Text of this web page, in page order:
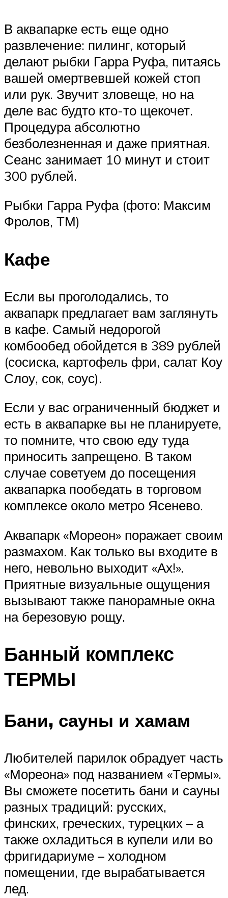
В аквапарке есть еще одно
развлечение: пилинг, который
делают рыбки Гарра Руфа, питаясь
вашей омертвевшей кожей стоп
или рук. Звучит зловеще, но на
деле вас будто кто-то щекочет.
Процедура абсолютно
безболезненная и даже приятная.
Сеанс занимает 10 минут и стоит
300 рублей.
Рыбки Гарра Руфа (фото: Максим
Фролов, ТМ)
Кафе
Если вы проголодались, то
аквапарк предлагает вам заглянуть
в кафе. Самый недорогой
комбообед обойдется в 389 рублей
(сосиска, картофель фри, салат Коу
Слоу, сок, соус).
Если у вас ограниченный бюджет и
есть в аквапарке вы не планируете,
то помните, что свою еду туда
приносить запрещено. В таком
случае советуем до посещения
аквапарка пообедать в торговом
комплексе около метро Ясенево.
Аквапарк «Мореон» поражает своим
размахом. Как только вы входите в
него, невольно выходит «Ах!».
Приятные визуальные ощущения
вызывают также панорамные окна
на березовую рощу.
Банный комплекс
ТЕРМЫ
Бани, сауны и хамам
Любителей парилок обрадует часть
«Мореона» под названием «Термы».
Вы сможете посетить бани и сауны
разных традиций: русских,
финских, греческих, турецких – а
также охладиться в купели или во
фригидариуме – холодном
помещении, где вырабатывается
лед.